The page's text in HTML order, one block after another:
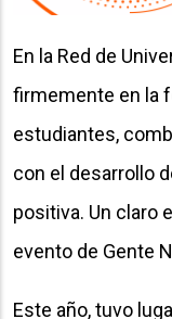
En la Red de
firmemente en la
estudiantes,
con el desarrollo
positiva. Un claro
evento de Gente
Este año, tuvo